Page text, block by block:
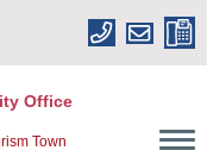
Office
Town